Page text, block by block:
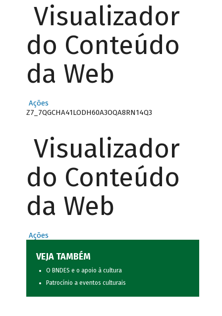
Visualizador
do Conteúdo
da Web
Ações
Z7_7QGCHA41LODH60A3OQA8RN14Q3
Visualizador
do Conteúdo
da Web
Ações
VEJA TAMBÉM
O BNDES e o apoio à cultura
Patrocínio a eventos culturais